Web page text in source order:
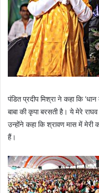
पंडित प्रदीप मिश्रा ने कहा कि
बाबा की कृपा बरसती है। ये मेरे
उन्होंने कहा कि श्रावण मास में
हैं।